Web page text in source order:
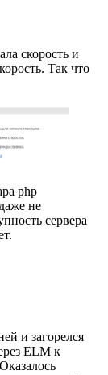
скорость и
Так что
php
не
сервера
и загорелся
ELM к